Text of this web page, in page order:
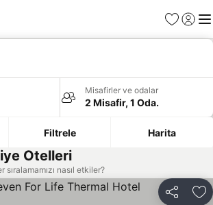
Favoriler
Giriş
Misafirler ve odalar
2 Misafir, 1 Oda.
Filtrele Harita
Otelleri
sıralamamızı nasıl etkiler?
Paylaş